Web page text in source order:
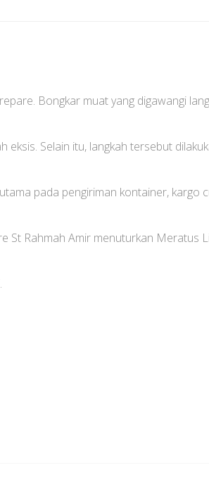
Bongkar muat yang digawangi
Selain itu, langkah tersebut
pada pengiriman kontainer, kargo
St Rahmah Amir menuturkan Meratus